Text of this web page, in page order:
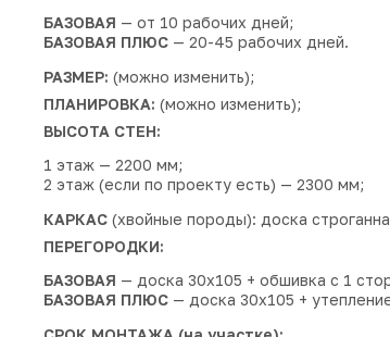
БАЗОВАЯ — от 10 рабочих дней;
БАЗОВАЯ ПЛЮС — 20-45 рабочих дней.
РАЗМЕР: (можно изменить);
ПЛАНИРОВКА: (можно изменить);
ВЫСОТА СТЕН:
1 этаж — 2200 мм;
2 этаж (если по проекту есть) — 2300 мм;
КАРКАС (хвойные породы): доска
ПЕРЕГОРОДКИ:
БАЗОВАЯ — доска 30х105 + обшивка с 1
БАЗОВАЯ ПЛЮС — доска 30х105 +